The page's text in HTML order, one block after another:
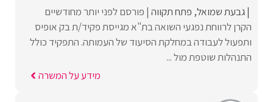
גבעת שמואל פתח תקווה פורסם לפני יותר מחודשיים
הקרן לרווחת נפגעי השואה בת"א מגייסת פקיד/ת בק אופיס
ותפעול לעבודה במחלקת הסיעוד של העמותה. התפקיד כולל
התנהלות שוטפת מול ...
מידע על המשרה